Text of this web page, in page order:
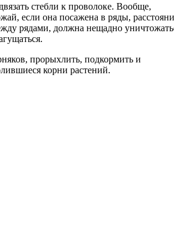
стебли к проволоке. Вообще,
если она посажена в ряды,
рядами, должна нещадно
прорыхлить, подкормить и
корни растений.